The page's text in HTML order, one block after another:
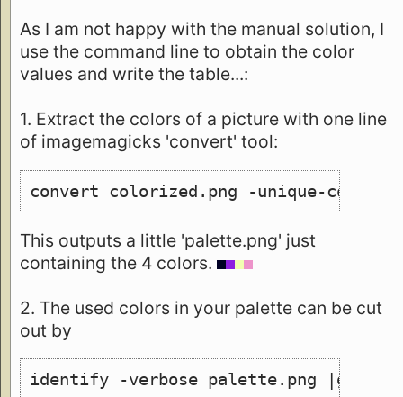
As I am not happy with the manual solution, I
use the command line to obtain the color
values and write the table...:
1. Extract the colors of a picture with one line
of imagemagicks 'convert' tool:
convert colorized.png -unique-colors
This outputs a little 'palette.png' just
containing the 4 colors.
2. The used colors in your palette can be cut
out by
identify -verbose palette.png